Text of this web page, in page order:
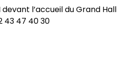
devant l’accueil du Grand Hall
43 47 40 30